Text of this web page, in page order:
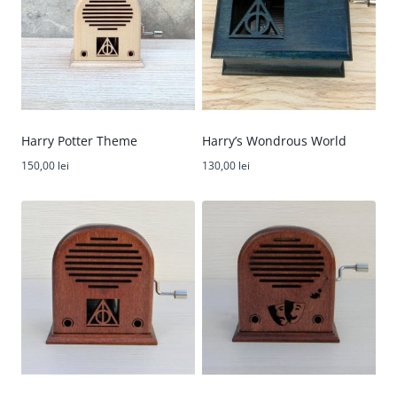
Harry Potter Theme
150,00 lei
Harry’s Wondrous World
130,00 lei